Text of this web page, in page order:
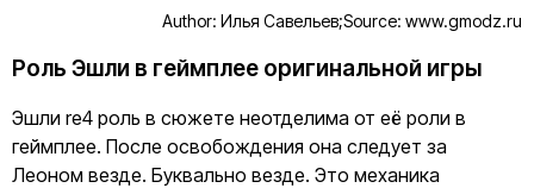
Author: Илья Савельев;Source: www.gmodz.ru
Роль Эшли в геймплее оригинальной игры
Эшли re4 роль в сюжете неотделима от её роли в
геймплее. После освобождения она следует за
Леоном везде. Буквально везде. Это механика